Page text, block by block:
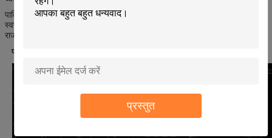
प्रस्तुत
पार्किंग प्रबंधन प्रणाली
स्वचालित कार्ड वेंडिंग मशीन
राजमार्ग कार्ड जारी करने वाले सिस्टम
परिशिष्ट 1।